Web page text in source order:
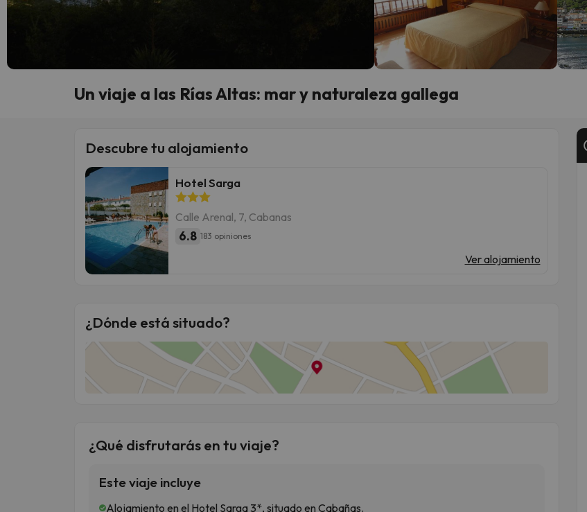
Un viaje a las Rías Altas: mar y naturaleza gallega
Descubre tu alojamiento
Hotel Sarga
Calle Arenal, 7, Cabanas
6.8 183 opiniones
Ver alojamiento
¿Dónde está situado?
¿Qué disfrutarás en tu viaje?
Este viaje incluye
Alojamiento en el Hotel Sarga 3*, situado en Cabañas.